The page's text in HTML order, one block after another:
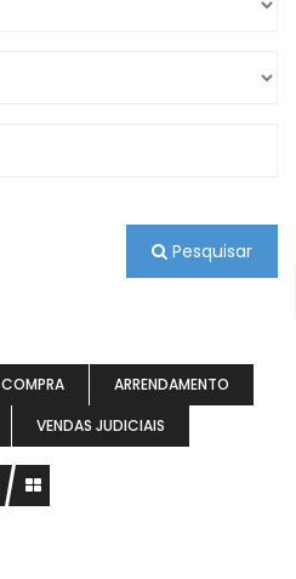
Pesquisar
COMPRA
ARRENDAMENTO
VENDAS JUDICIAIS